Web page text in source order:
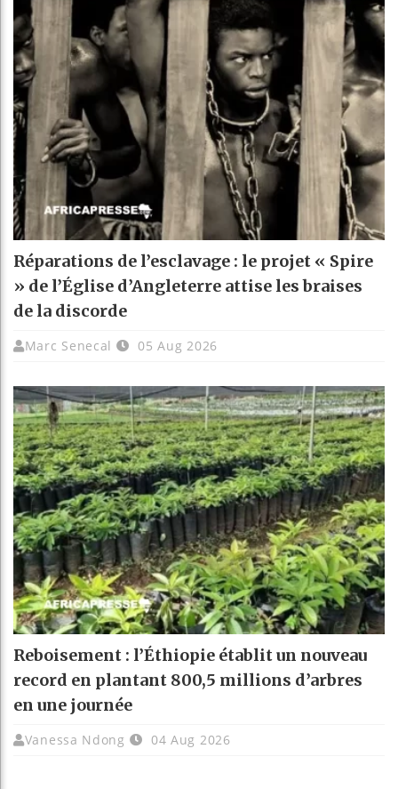
Réparations de l’esclavage : le projet « Spire
» de l’Église d’Angleterre attise les braises
de la discorde
Marc Senecal 05 Aug 2026
Reboisement : l’Éthiopie établit un nouveau
record en plantant 800,5 millions d’arbres
en une journée
Vanessa Ndong 04 Aug 2026